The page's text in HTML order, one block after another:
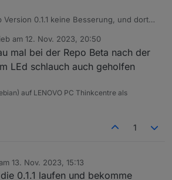
Version 0.1.1 keine Besserung, und dort
selbst wenn es gehen würde könnte
nicht den privatsphärenmodus
dass da nur etwas angepasst werden
Geräte wegnimmt.
am 12. Nov. 2023, 20:50
editiert von
mal bei der Repo Beta nach der
LEd schlauch auch geholfen
auf LENOVO PC Thinkcentre als
1
13. Nov. 2023, 15:13
von
0.1.1 laufen und bekomme